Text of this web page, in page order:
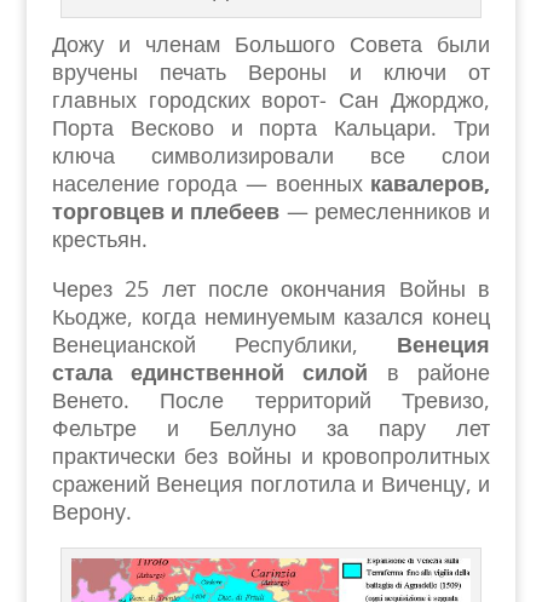
Дожу и членам Большого Совета были
вручены печать Вероны и ключи от
главных городских ворот- Сан Джорджо,
Порта Весково и порта Кальцари. Три
ключа символизировали все слои
население города — военных кавалеров,
торговцев и плебеев — ремесленников и
крестьян.
Через 25 лет после окончания Войны в
Кьодже, когда неминуемым казался конец
Венецианской Республики, Венеция
стала единственной силой в районе
Венето. После территорий Тревизо,
Фельтре и Беллуно за пару лет
практически без войны и кровопролитных
сражений Венеция поглотила и Виченцу, и
Верону.